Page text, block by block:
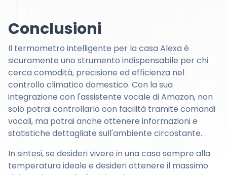
Conclusioni
Il termometro intelligente per la casa Alexa è
sicuramente uno strumento indispensabile per chi
cerca comodità, precisione ed efficienza nel
controllo climatico domestico. Con la sua
integrazione con l'assistente vocale di Amazon, non
solo potrai controllarlo con facilità tramite comandi
vocali, ma potrai anche ottenere informazioni e
statistiche dettagliate sull'ambiente circostante.
In sintesi, se desideri vivere in una casa sempre alla
temperatura ideale e desideri ottenere il massimo